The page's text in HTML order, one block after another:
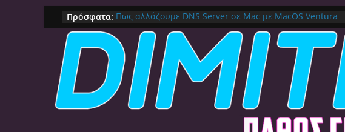
Μετάβαση
σε
περιεχόμενο
Πρόσφατα: Πως αλλάζουμε DNS Server σε Mac με MacOS Ventura
(Macbook, Mac Mini, iMac, κλπ)
IPVanish Προσφορά: 83% Έκπτωση στο Premium VPN –
Δες γιατί αξίζει
Alive GR Kodi: Γιατί Δεν Λειτουργεί Πλέον το Ελληνικό
on
Ο Καλύτερος Διαχειριστής Αρχείων για Android TV | CX
File Explorer, Καθαρισμός και Ασύρματη Μεταφορά
Ο Καλύτερος Launcher για Android TV / Google TV:
Γρήγορος, Χωρίς Διαφημίσεις και Πλήρη Προσαρμογή!